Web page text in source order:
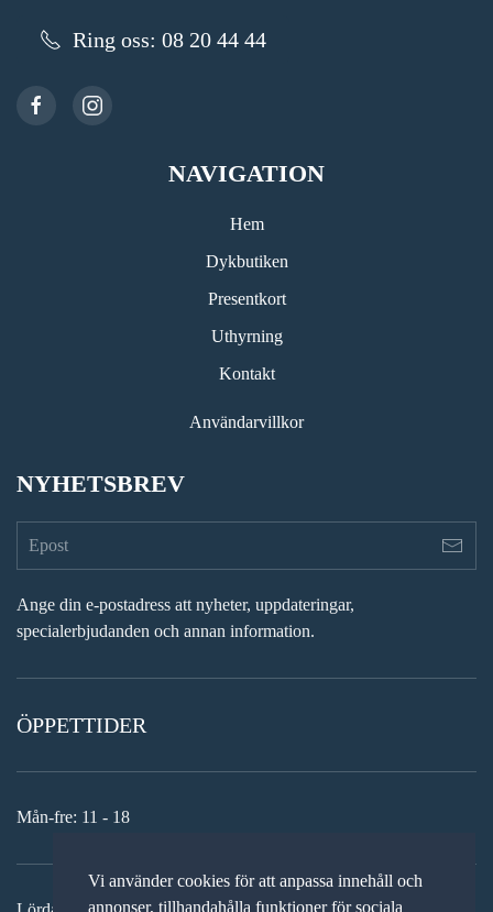
Vi använder cookies för att anpassa innehåll och
annonser, tillhandahålla funktioner för sociala
Ring oss: 08 20 44 44
NAVIGATION
Hem
Dykbutiken
Presentkort
Uthyrning
Kontakt
Användarvillkor
NYHETSBREV
Ange din e-postadress att nyheter, uppdateringar,
specialerbjudanden och annan information.
ÖPPETTIDER
Mån-fre: 11 - 18